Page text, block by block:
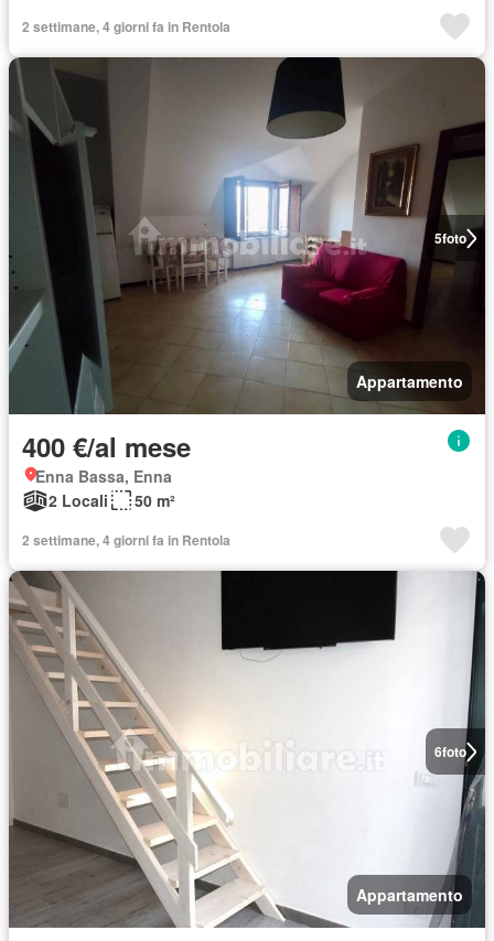
2 settimane, 4 giorni fa in Rentola
5foto
Appartamento
400 €/al mese
Enna Bassa, Enna
2 Locali
50 m²
2 settimane, 4 giorni fa in Rentola
6foto
Appartamento